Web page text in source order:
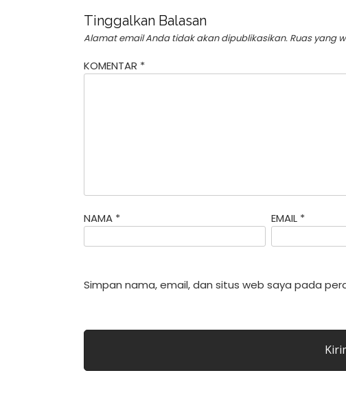
Tinggalkan Balasan
Alamat email Anda tidak akan dipublikasikan. Ruas yang
KOMENTAR *
NAMA * EMAIL *
Simpan nama, email, dan situs web saya pada